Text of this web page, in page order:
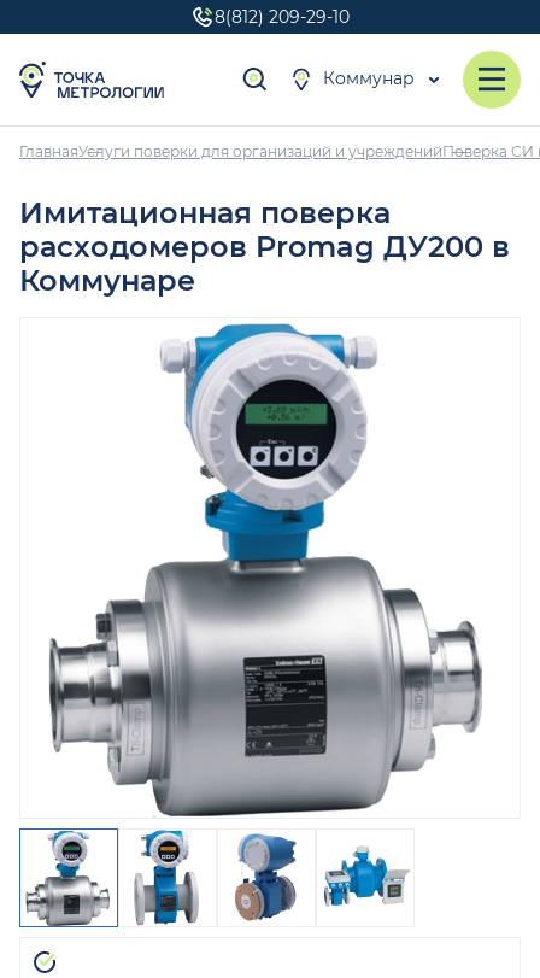
8(812) 209-29-10
Коммунар
ГлавнаяУслуги поверки для организаций и учрежденийПоверка СИ
Имитационная поверка
расходомеров Promag ДУ200 в
Коммунаре